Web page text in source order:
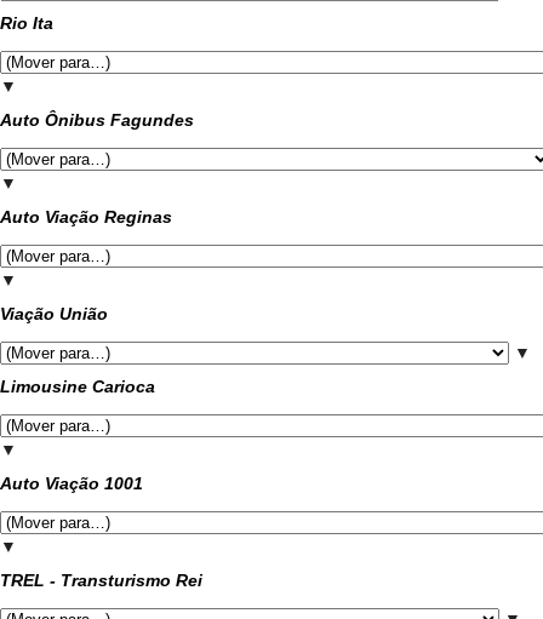
Rio Ita
▼
Auto Ônibus Fagundes
▼
Auto Viação Reginas
▼
Viação União
▼
Limousine Carioca
▼
Auto Viação 1001
▼
TREL - Transturismo Rei